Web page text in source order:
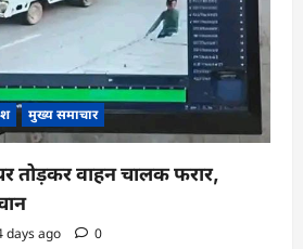
मुख्य समाचार
तोड़कर वाहन चालक फरार,
days ago 0